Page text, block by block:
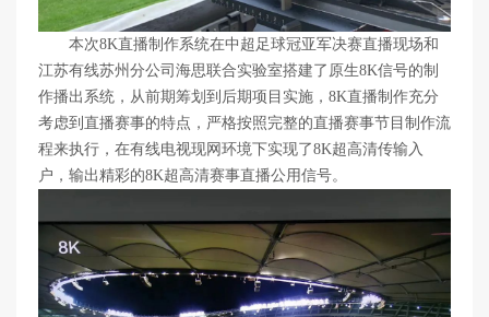
本次8K直播制作系统在中超足球冠亚军决赛直播现场和
江苏有线苏州分公司海思联合实验室搭建了原生8K信号的制
作播出系统，从前期筹划到后期项目实施，8K直播制作充分
考虑到直播赛事的特点，严格按照完整的直播赛事节目制作流
程来执行，在有线电视现网环境下实现了8K超高清传输入
户，输出精彩的8K超高清赛事直播公用信号。